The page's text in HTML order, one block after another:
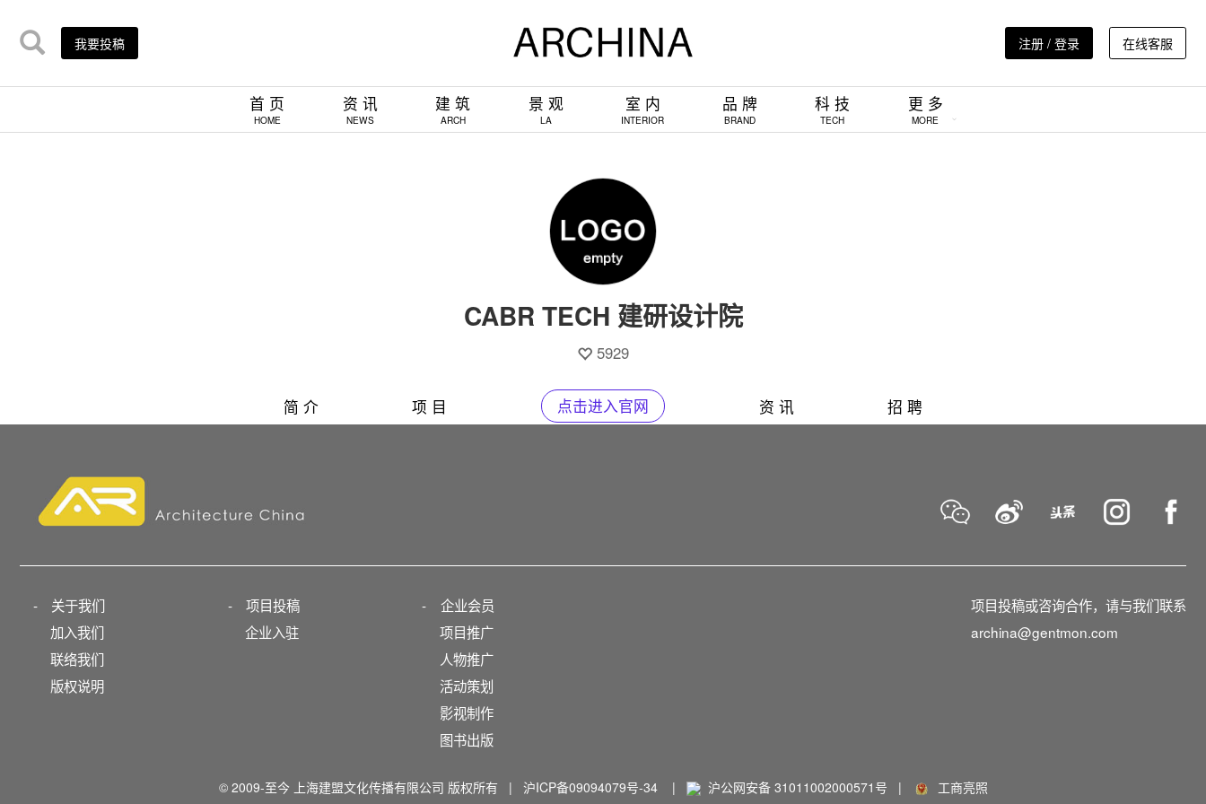
我要投稿 注册 / 登录 在线客服
首 页
HOME
资 讯
NEWS
建 筑
ARCH
景 观
LA
室 内
INTERIOR
品 牌
BRAND
科 技
TECH
更 多
MORE
CABR TECH 建研设计院
5929
简 介 项 目 点击进入官网 资 讯 招 聘
-
关于我们
加入我们
联络我们
版权说明
-
项目投稿
企业入驻
-
企业会员
项目推广
人物推广
活动策划
影视制作
图书出版
项目投稿或咨询合作，请与我们联系
archina@gentmon.com
© 2009-至今 上海建盟文化传播有限公司 版权所有 | 沪ICP备09094079号-34| 沪公网安备 31011002000571号 | 工商亮照